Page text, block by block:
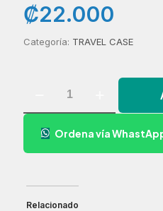
₡22.000
Categoría: TRAVEL CASE
BAG
cantidad
Ordena vía
Relacionado